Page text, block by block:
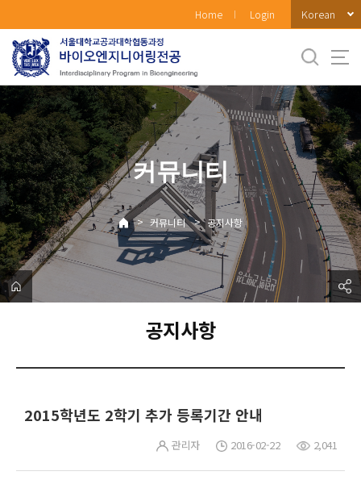
로
메
뉴
Home Login Korean
커뮤니티
> 커뮤니티 > 공지사항
공지사항
2015학년도 2학기 추가 등록기간 안내
관리자 2016-02-22 2,041